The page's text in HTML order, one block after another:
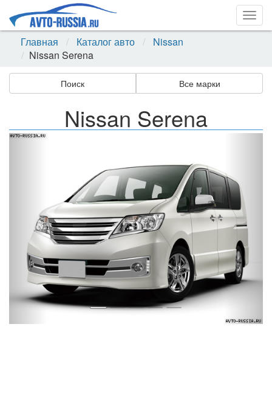
Главная
Каталог авто
Nissan
Nissan Serena
Поиск Все марки
Nissan Serena
Назад